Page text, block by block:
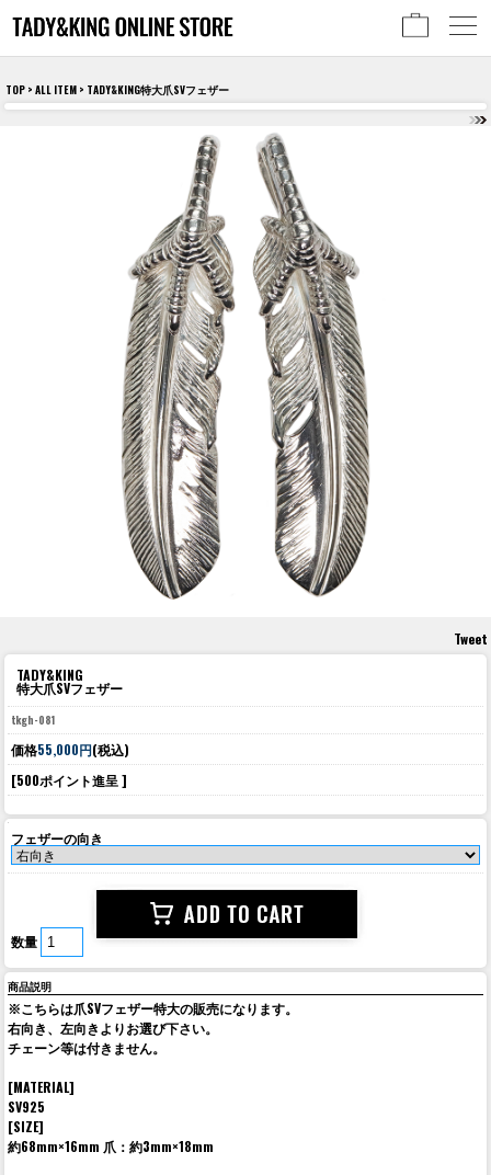
TOP > ALL ITEM > TADY&KING特大爪SVフェザー
Tweet
TADY&KING
特大爪SVフェザー
tkgh-081
価格55,000円(税込)
[500ポイント進呈 ]
フェザーの向き
数量
商品説明
※こちらは爪SVフェザー特大の販売になります。
右向き、左向きよりお選び下さい。
チェーン等は付きません。
[MATERIAL]
SV925
[SIZE]
約68mm×16mm 爪：約3mm×18mm